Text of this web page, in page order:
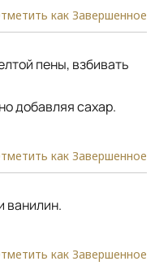
как Завершенное
пены, взбивать
добавляя сахар.
как Завершенное
ванилин.
как Завершенное